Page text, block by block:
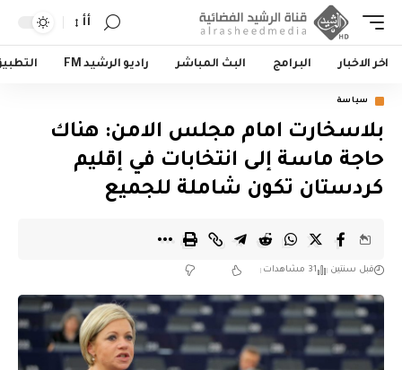
أأ
اخر الاخبار البرامج البث المباشر راديو الرشيد FM
سياسة
بلاسخارت امام مجلس الامن: هناك
حاجة ماسة إلى انتخابات في إقليم
كردستان تكون شاملة للجميع
قبل سنتين 31 مشاهدات